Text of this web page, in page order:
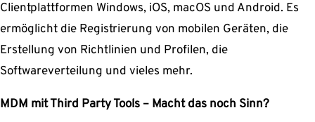
Clientplattformen Windows, iOS, macOS und Android. Es
ermöglicht die Registrierung von mobilen Geräten, die
Erstellung von Richtlinien und Profilen, die
Softwareverteilung und vieles mehr.
MDM mit Third Party Tools – Macht das noch Sinn?